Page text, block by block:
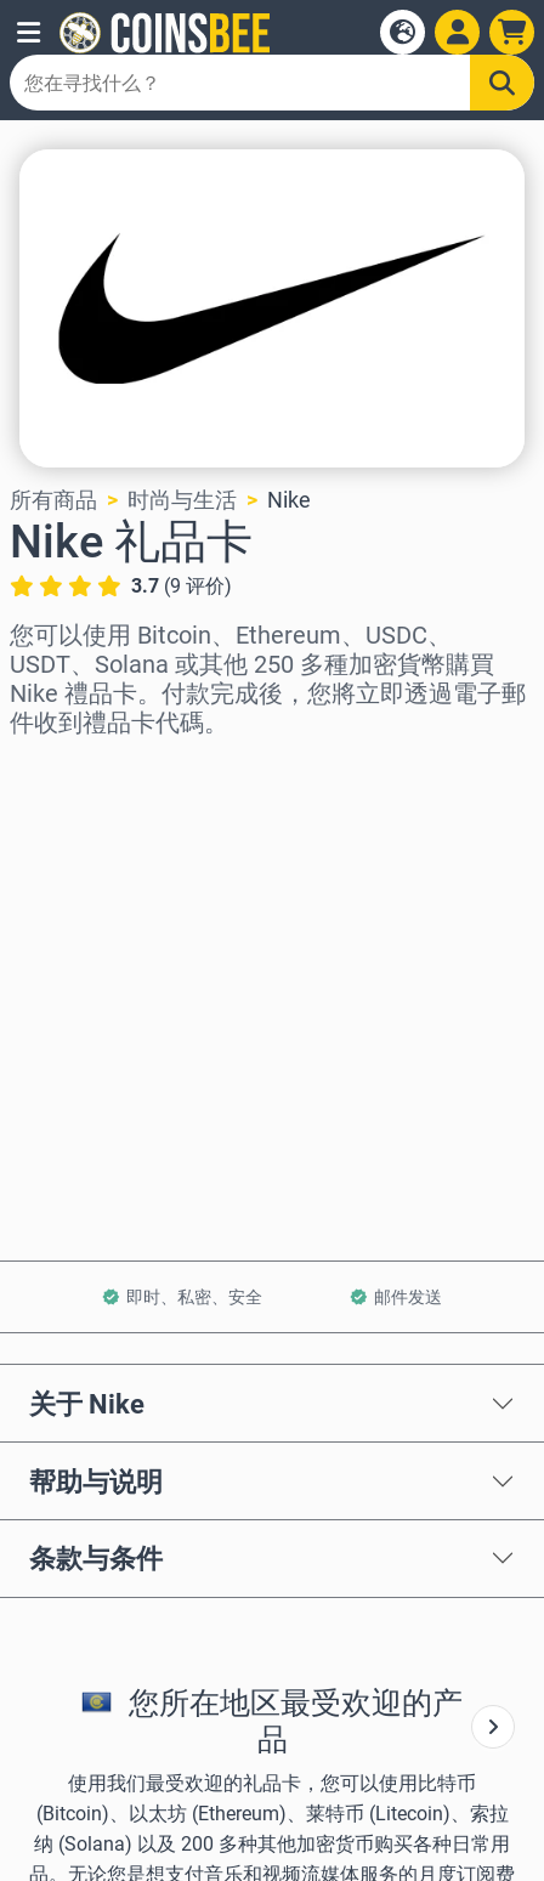
所有商品 时尚与生活 Nike
Nike 礼品卡
3.7 (9 评价)
您可以使用 Bitcoin、Ethereum、USDC、
USDT、Solana 或其他 250 多種加密貨幣購買
Nike 禮品卡。付款完成後，您將立即透過電子郵
件收到禮品卡代碼。
即时、私密、安全 邮件发送
关于 Nike
帮助与说明
条款与条件
您所在地区最受欢迎的产
品
使用我们最受欢迎的礼品卡，您可以使用比特币
(Bitcoin)、以太坊 (Ethereum)、莱特币 (Litecoin)、索拉
纳 (Solana) 以及 200 多种其他加密货币购买各种日常用
品。无论您是想支付音乐和视频流媒体服务的月度订阅费